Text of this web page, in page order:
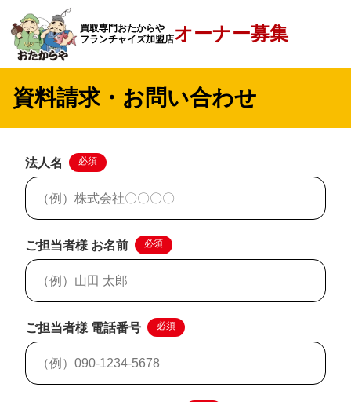
買取専門おたからや
フランチャイズ加盟店オーナー募集
資料請求・お問い合わせ
法人名 必須
ご担当者様 お名前 必須
ご担当者様 電話番号 必須